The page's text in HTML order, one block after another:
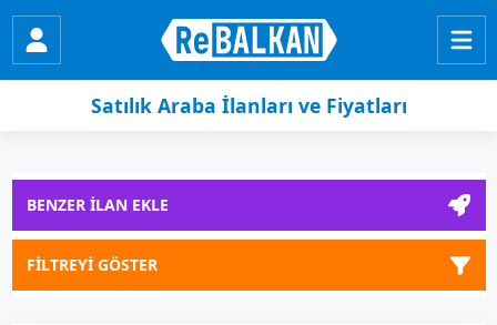
Satılık Araba İlanları ve Fiyatları
BENZER İLAN EKLE
FİLTREYİ GÖSTER